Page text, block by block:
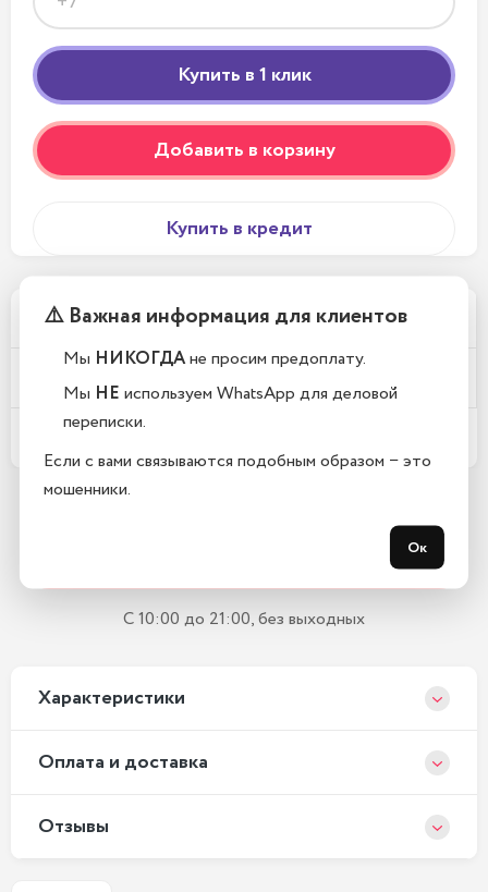
Добавить в корзину
Купить в кредит
Почему у вас такие низкие цены?
Какой срок гарантии?
С 10:00 до 21:00, без выходных
Xарактеристики
Оплата и доставка
Отзывы
⚠️ Важная информация для клиентов
Мы НИКОГДАне просим предоплату.
Мы НЕ используем WhatsApp для деловой
переписки.
Если с вами связываются подобным образом − это
мошенники.
Ок